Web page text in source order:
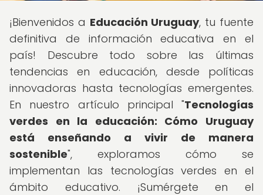
¡Bienvenidos a Educación Uruguay, tu fuente
definitiva de información educativa en el
país! Descubre todo sobre las últimas
tendencias en educación, desde políticas
innovadoras hasta tecnologías emergentes.
En nuestro artículo principal "Tecnologías
verdes en la educación: Cómo Uruguay
está enseñando a vivir de manera
sostenible", exploramos cómo se
implementan las tecnologías verdes en el
ámbito educativo. ¡Sumérgete en el